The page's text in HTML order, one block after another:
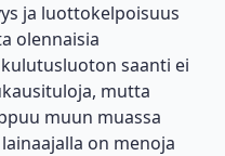
ja luottokelpoisuus
olennaisia
saanti ei
mutta
muun muassa
on menoja